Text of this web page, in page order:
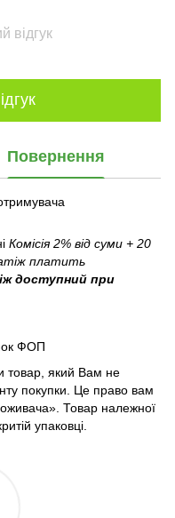
відгук
Повернення
Комісія 2% від суми + 20
платить
доступний при
ФОП
товар, який Вам не
покупки. Це право вам
Товар належної
упаковці.